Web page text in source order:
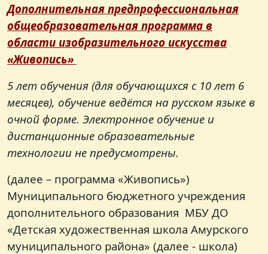
Дополнительная предпрофессиональная
общеобразовательная программа в
области изобразительного искусства
«Живопись»
5 лет обучения (для обучающихся с 10 лет 6
месяцев), обучение ведётся на русском языке в
очной форме. Электронное обучение и
дистанционные образовательные
технологии не предусмотрены.
(далее – программа «Живопись»)
Муниципального бюджетного учреждения
дополнительного образования МБУ ДО
«Детская художественная школа Амурского
муниципального района» (далее - школа)